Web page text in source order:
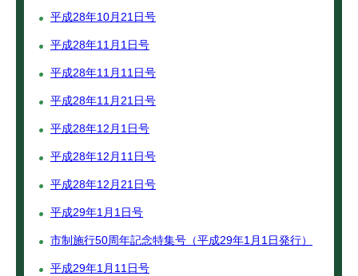
平成28年10月21日号
平成28年11月1日号
平成28年11月11日号
平成28年11月21日号
平成28年12月1日号
平成28年12月11日号
平成28年12月21日号
平成29年1月1日号
市制施行50周年記念特集号（平成29年1月1日発行）
平成29年1月11日号